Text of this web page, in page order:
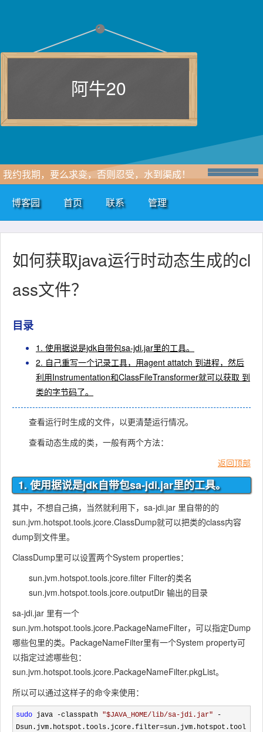
阿牛20
我约我期，要么求变，否则忍受，水到渠成！
博客园 首页 联系 管理
如何获取java运行时动态生成的cl
ass文件？
目录
1. 使用据说是jdk自带包sa-jdi.jar里的工具。
2. 自己重写一个记录工具，用agent attatch 到进程，然后
利用Instrumentation和ClassFileTransformer就可以获取 到
类的字节码了。
查看运行时生成的文件，以更清楚运行情况。
查看动态生成的类，一般有两个方法：
返回顶部
1. 使用据说是jdk自带包sa-jdi.jar里的工具。
其中，不想自己搞，当然就利用下，sa-jdi.jar 里自带的的
sun.jvm.hotspot.tools.jcore.ClassDump就可以把类的class内容
dump到文件里。
ClassDump里可以设置两个System properties：
sun.jvm.hotspot.tools.jcore.filter Filter的类名
sun.jvm.hotspot.tools.jcore.outputDir 输出的目录
sa-jdi.jar 里有一个
sun.jvm.hotspot.tools.jcore.PackageNameFilter，可以指定Dump
哪些包里的类。PackageNameFilter里有一个System property可
以指定过滤哪些包：
sun.jvm.hotspot.tools.jcore.PackageNameFilter.pkgList。
所以可以通过这样子的命令来使用：
sudo java -classpath "$JAVA_HOME/lib/sa-jdi.jar" -
Dsun.jvm.hotspot.tools.jcore.filter=sun.jvm.hotspot.tool